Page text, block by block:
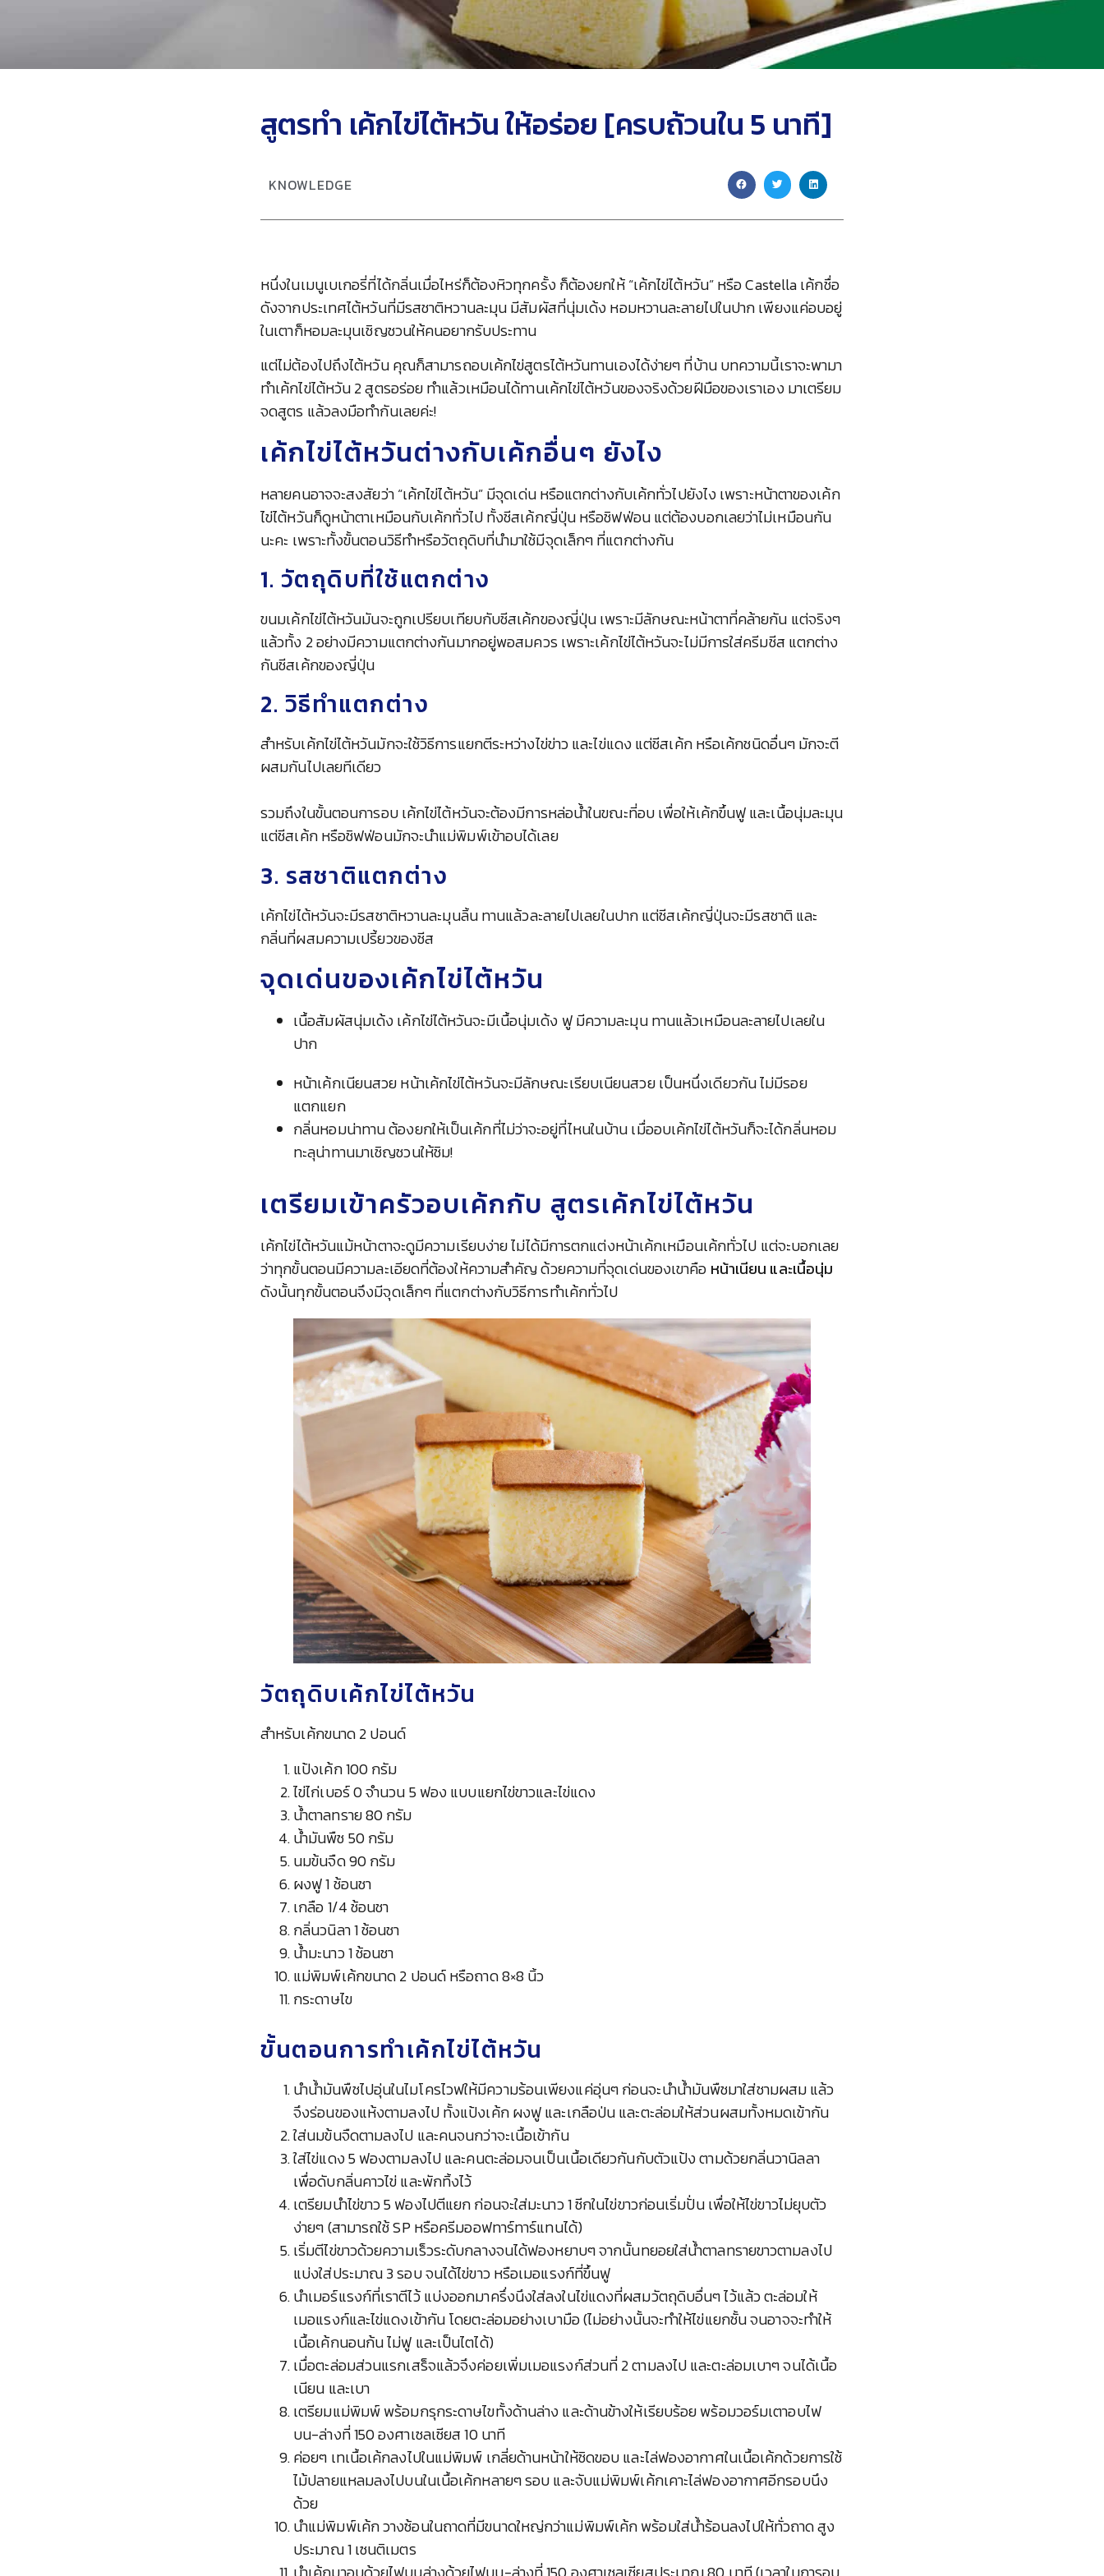
สูตรทำ เค้กไข่ไต้หวัน ให้อร่อย [ครบถ้วนใน 5 นาที]
KNOWLEDGE
หนึ่งในเมนูเบเกอรี่ที่ได้กลิ่นเมื่อไหร่ก็ต้องหิวทุกครั้ง ก็ต้องยกให้ “เค้กไข่ไต้หวัน” หรือ Castella เค้กชื่อ
ดังจากประเทศไต้หวันที่มีรสชาติหวานละมุน มีสัมผัสที่นุ่มเด้ง หอมหวานละลายไปในปาก เพียงแค่อบอยู่
ในเตาก็หอมละมุนเชิญชวนให้คนอยากรับประทาน
แต่ไม่ต้องไปถึงไต้หวัน คุณก็สามารถอบเค้กไข่สูตรไต้หวันทานเองได้ง่ายๆ ที่บ้าน บทความนี้เราจะพามา
ทำเค้กไข่ไต้หวัน 2 สูตรอร่อย ทำแล้วเหมือนได้ทานเค้กไข่ไต้หวันของจริงด้วยฝีมือของเราเอง มาเตรียม
จดสูตร แล้วลงมือทำกันเลยค่ะ!
เค้กไข่ไต้หวันต่างกับเค้กอื่นๆ ยังไง
หลายคนอาจจะสงสัยว่า “เค้กไข่ไต้หวัน” มีจุดเด่น หรือแตกต่างกับเค้กทั่วไปยังไง เพราะหน้าตาของเค้ก
ไข่ไต้หวันก็ดูหน้าตาเหมือนกับเค้กทั่วไป ทั้งชีสเค้กญี่ปุ่น หรือชิฟฟ่อน แต่ต้องบอกเลยว่าไม่เหมือนกัน
นะคะ เพราะทั้งขั้นตอนวิธีทำหรือวัตถุดิบที่นำมาใช้มีจุดเล็กๆ ที่แตกต่างกัน
1. วัตถุดิบที่ใช้แตกต่าง
ขนมเค้กไข่ไต้หวันมันจะถูกเปรียบเทียบกับชีสเค้กของญี่ปุ่น เพราะมีลักษณะหน้าตาที่คล้ายกัน แต่จริงๆ
แล้วทั้ง 2 อย่างมีความแตกต่างกันมากอยู่พอสมควร เพราะเค้กไข่ไต้หวันจะไม่มีการใส่ครีมชีส แตกต่าง
กันชีสเค้กของญี่ปุ่น
2. วิธีทำแตกต่าง
สำหรับเค้กไข่ไต้หวันมักจะใช้วิธีการแยกตีระหว่างไข่ข่าว และไข่แดง แต่ชีสเค้ก หรือเค้กชนิดอื่นๆ มักจะตี
ผสมกันไปเลยทีเดียว
รวมถึงในขั้นตอนการอบ เค้กไข่ไต้หวันจะต้องมีการหล่อน้ำในขณะที่อบ เพื่อให้เค้กขึ้นฟู และเนื้อนุ่มละมุน
แต่ชีสเค้ก หรือชิฟฟ่อนมักจะนำแม่พิมพ์เข้าอบได้เลย
3. รสชาติแตกต่าง
เค้กไข่ไต้หวันจะมีรสชาติหวานละมุนลิ้น ทานแล้วละลายไปเลยในปาก แต่ชีสเค้กญี่ปุ่นจะมีรสชาติ และ
กลิ่นที่ผสมความเปรี้ยวของชีส
จุดเด่นของเค้กไข่ไต้หวัน
เนื้อสัมผัสนุ่มเด้ง เค้กไข่ไต้หวันจะมีเนื้อนุ่มเด้ง ฟู มีความละมุน ทานแล้วเหมือนละลายไปเลยใน
ปาก
หน้าเค้กเนียนสวย หน้าเค้กไข่ไต้หวันจะมีลักษณะเรียบเนียนสวย เป็นหนึ่งเดียวกัน ไม่มีรอย
แตกแยก
กลิ่นหอมน่าทาน ต้องยกให้เป็นเค้กที่ไม่ว่าจะอยู่ที่ไหนในบ้าน เมื่ออบเค้กไข่ไต้หวันก็จะได้กลิ่นหอม
ทะลุน่าทานมาเชิญชวนให้ชิม!
เตรียมเข้าครัวอบเค้กกับ สูตรเค้กไข่ไต้หวัน
เค้กไข่ไต้หวันแม้หน้าตาจะดูมีความเรียบง่าย ไม่ได้มีการตกแต่งหน้าเค้กเหมือนเค้กทั่วไป แต่จะบอกเลย
ว่าทุกขั้นตอนมีความละเอียดที่ต้องให้ความสำคัญ ด้วยความที่จุดเด่นของเขาคือ หน้าเนียน และเนื้อนุ่ม
ดังนั้นทุกขั้นตอนจึงมีจุดเล็กๆ ที่แตกต่างกับวิธีการทำเค้กทั่วไป
วัตถุดิบเค้กไข่ไต้หวัน
สำหรับเค้กขนาด 2 ปอนด์
แป้งเค้ก 100 กรัม
ไข่ไก่เบอร์ 0 จำนวน 5 ฟอง แบบแยกไข่ขาวและไข่แดง
น้ำตาลทราย 80 กรัม
น้ำมันพืช 50 กรัม
นมข้นจืด 90 กรัม
ผงฟู 1 ช้อนชา
เกลือ 1/4 ช้อนชา
กลิ่นวนิลา 1 ช้อนชา
น้ำมะนาว 1 ช้อนชา
แม่พิมพ์เค้กขนาด 2 ปอนด์ หรือถาด 8×8 นิ้ว
กระดาษไข
ขั้นตอนการทำเค้กไข่ไต้หวัน
นำน้ำมันพืชไปอุ่นในไมโครไวฟให้มีความร้อนเพียงแค่อุ่นๆ ก่อนจะนำน้ำมันพืชมาใส่ชามผสม แล้ว
จึงร่อนของแห้งตามลงไป ทั้งแป้งเค้ก ผงฟู และเกลือป่น และตะล่อมให้ส่วนผสมทั้งหมดเข้ากัน
ใส่นมข้นจืดตามลงไป และคนจนกว่าจะเนื้อเข้ากัน
ใส่ไข่แดง 5 ฟองตามลงไป และคนตะล่อมจนเป็นเนื้อเดียวกันกับตัวแป้ง ตามด้วยกลิ่นวานิลลา
เพื่อดับกลิ่นคาวไข่ และพักทิ้งไว้
เตรียมนำไข่ขาว 5 ฟองไปตีแยก ก่อนจะใส่มะนาว 1 ซีกในไข่ขาวก่อนเริ่มปั่น เพื่อให้ไข่ขาวไม่ยุบตัว
ง่ายๆ (สามารถใช้ SP หรือครีมออฟทาร์ทาร์แทนได้)
เริ่มตีไข่ขาวด้วยความเร็วระดับกลางจนได้ฟองหยาบๆ จากนั้นทยอยใส่น้ำตาลทรายขาวตามลงไป
แบ่งใส่ประมาณ 3 รอบ จนได้ไข่ขาว หรือเมอแรงก์ที่ขึ้นฟู
นำเมอร์แรงก์ที่เราตีไว้ แบ่งออกมาครึ่งนึงใส่ลงในไข่แดงที่ผสมวัตถุดิบอื่นๆ ไว้แล้ว ตะล่อมให้
เมอแรงก์และไข่แดงเข้ากัน โดยตะล่อมอย่างเบามือ (ไม่อย่างนั้นจะทำให้ไข่แยกชั้น จนอาจจะทำให้
เนื้อเค้กนอนก้น ไม่ฟู และเป็นไตได้)
เมื่อตะล่อมส่วนแรกเสร็จแล้วจึงค่อยเพิ่มเมอแรงก์ส่วนที่ 2 ตามลงไป และตะล่อมเบาๆ จนได้เนื้อ
เนียน และเบา
เตรียมแม่พิมพ์ พร้อมกรุกระดาษไขทั้งด้านล่าง และด้านข้างให้เรียบร้อย พร้อมวอร์มเตาอบไฟ
บน-ล่างที่ 150 องศาเซลเซียส 10 นาที
ค่อยๆ เทเนื้อเค้กลงไปในแม่พิมพ์ เกลี่ยด้านหน้าให้ชิดขอบ และไล่ฟองอากาศในเนื้อเค้กด้วยการใช้
ไม้ปลายแหลมลงไปบนในเนื้อเค้กหลายๆ รอบ และจับแม่พิมพ์เค้กเคาะไล่ฟองอากาศอีกรอบนึง
ด้วย
นำแม่พิมพ์เค้ก วางซ้อนในถาดที่มีขนาดใหญ่กว่าแม่พิมพ์เค้ก พร้อมใส่น้ำร้อนลงไปให้ทั่วถาด สูง
ประมาณ 1 เซนติเมตร